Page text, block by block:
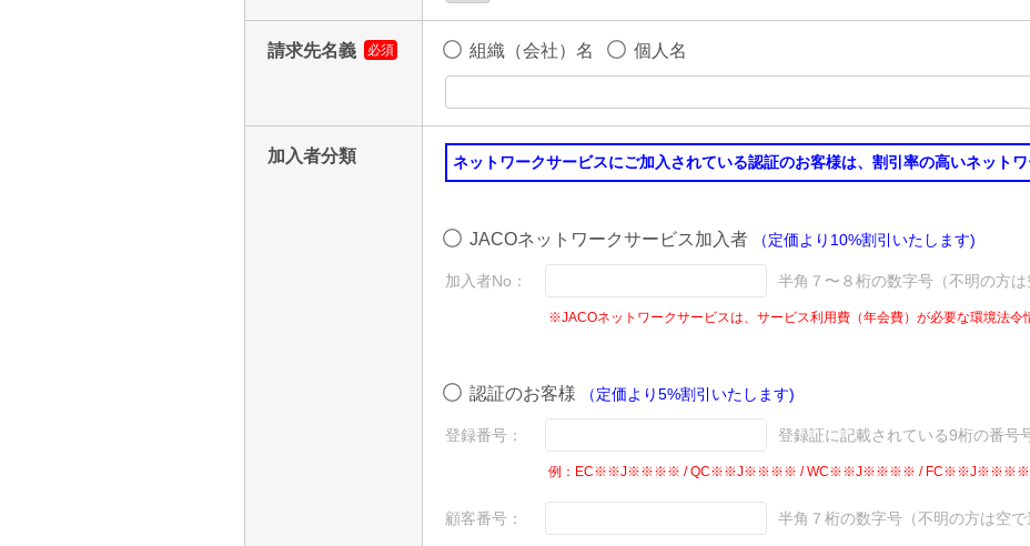
請求先名義 必須 組織（会社）名 個人名
加入者分類 ネットワークサービスにご加入されている認証のお客様は、割引率の高いネット
JACOネットワークサービス加入者 （定価より10%割引いたします)
加入者No： 半角７〜８桁の数字号（不明の方は
※JACOネットワークサービスは、サービス利用費（年会費）が必要な環境法令
認証のお客様 （定価より5%割引いたします)
登録番号： 登録証に記載されている9桁の番号
例：EC※※J※※※※ / QC※※J※※※※ / WC※※J※※※※ / FC※※J※※※※ /
顧客番号： 半角７桁の数字号（不明の方は空で